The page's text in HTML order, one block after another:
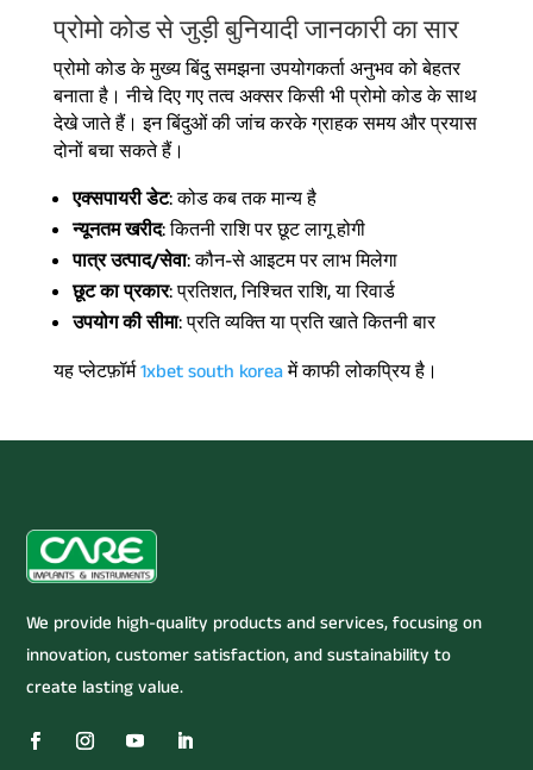
प्रोमो कोड से जुड़ी बुनियादी जानकारी का सार
प्रोमो कोड के मुख्य बिंदु समझना उपयोगकर्ता अनुभव को बेहतर
बनाता है। नीचे दिए गए तत्व अक्सर किसी भी प्रोमो कोड के साथ
देखे जाते हैं। इन बिंदुओं की जांच करके ग्राहक समय और प्रयास
दोनों बचा सकते हैं।
एक्सपायरी डेट: कोड कब तक मान्य है
न्यूनतम खरीद: कितनी राशि पर छूट लागू होगी
पात्र उत्पाद/सेवा: कौन-से आइटम पर लाभ मिलेगा
छूट का प्रकार: प्रतिशत, निश्चित राशि, या रिवार्ड
उपयोग की सीमा: प्रति व्यक्ति या प्रति खाते कितनी बार
यह प्लेटफ़ॉर्म1xbet south koreaमें काफी लोकप्रिय है।
We provide high-quality products and services, focusing on
innovation, customer satisfaction, and sustainability to
create lasting value.